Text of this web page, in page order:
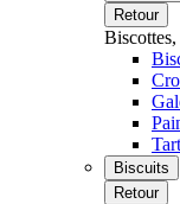
Retour
Biscuits
Retour